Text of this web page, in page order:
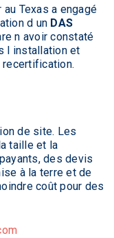
Texas a engagé
d un DAS
n avoir constaté
l installation et
recertification.
de site. Les
taille et la
des devis
à la terre et de
coût pour des